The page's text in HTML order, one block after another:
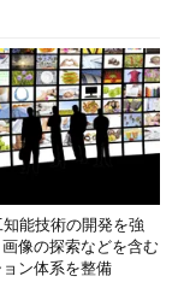
ん
構成不能に！ さ
正体はレガシーな
10でもある
とは？
の謎を解け
けた愉快な日本語
知能技術の開発を強
像の探索などを含む
ン体系を整備